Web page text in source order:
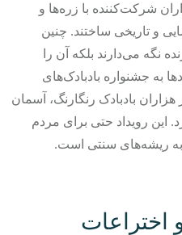
شرکت‌کننده با زره‌ها و
و تاریخی ساختند. چنین
نگه می‌دارند بلکه آن را
به جشنواره بادبادک‌های
بادبادک رنگارنگ، آسمان
این رویداد حتی برای مردم
ریشه‌های سنتی است.
اختراعات